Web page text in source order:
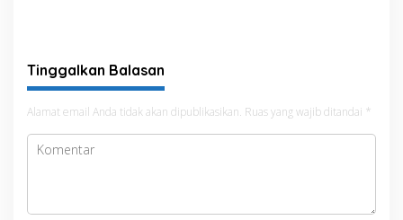
Tinggalkan Balasan
Alamat email Anda tidak akan dipublikasikan. Ruas yang wajib ditandai *